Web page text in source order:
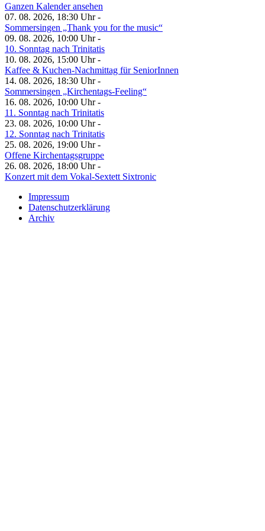
Ganzen Kalender ansehen
07. 08. 2026, 18:30 Uhr -
Sommersingen „Thank you for the music“
09. 08. 2026, 10:00 Uhr -
10. Sonntag nach Trinitatis
10. 08. 2026, 15:00 Uhr -
Kaffee & Kuchen-Nachmittag für SeniorInnen
14. 08. 2026, 18:30 Uhr -
Sommersingen „Kirchentags-Feeling“
16. 08. 2026, 10:00 Uhr -
11. Sonntag nach Trinitatis
23. 08. 2026, 10:00 Uhr -
12. Sonntag nach Trinitatis
25. 08. 2026, 19:00 Uhr -
Offene Kirchentagsgruppe
26. 08. 2026, 18:00 Uhr -
Konzert mit dem Vokal-Sextett Sixtronic
Impressum
Datenschutzerklärung
Archiv